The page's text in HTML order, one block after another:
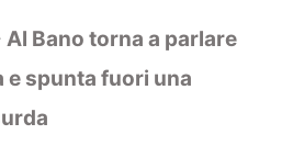
Al Bano torna a parlare
e spunta fuori una